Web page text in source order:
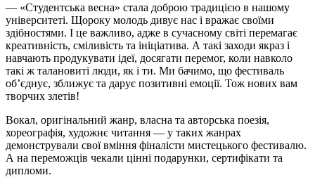
— «Студентська весна» стала доброю традицією в нашому
університеті. Щороку молодь дивує нас і вражає своїми
здібностями. І це важливо, адже в сучасному світі перемагає
креативність, сміливість та ініціатива. А такі заходи якраз і
навчають продукувати ідеї, досягати перемог, коли навколо
такі ж талановиті люди, як і ти. Ми бачимо, що фестиваль
об’єднує, зближує та дарує позитивні емоції. Тож нових вам
творчих злетів!
Вокал, оригінальний жанр, власна та авторська поезія,
хореографія, художнє читання — у таких жанрах
демонстрували свої вміння фіналісти мистецького фестивалю.
А на переможців чекали цінні подарунки, сертифікати та
дипломи.